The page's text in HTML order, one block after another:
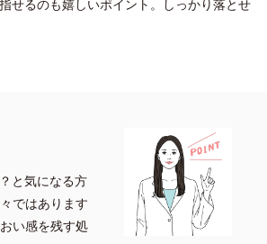
せるのも嬉しいポイント。しっかり落とせ
と気になる方
ではあります
い感を残す処